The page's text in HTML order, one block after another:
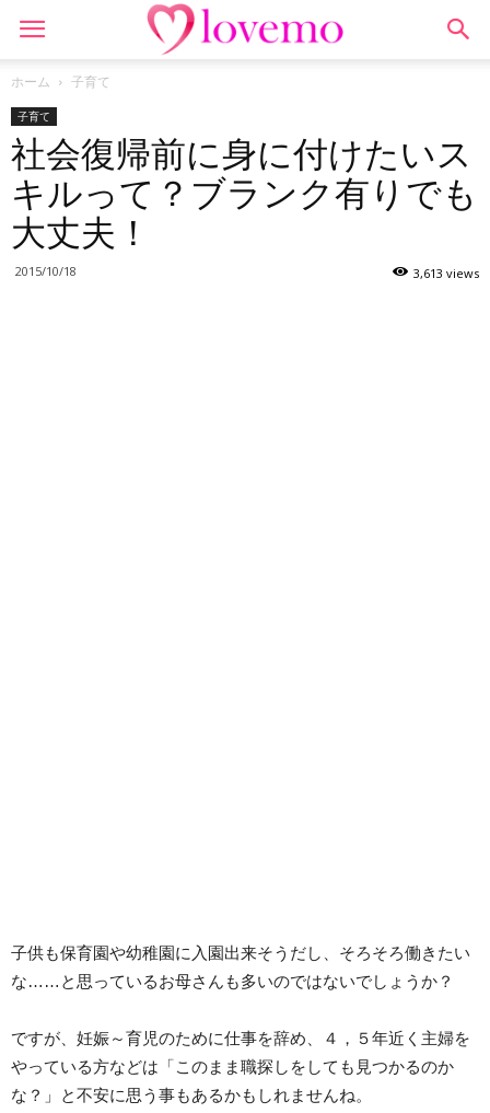
ホーム 子育て
子育て
社会復帰前に身に付けたいス
キルって？ブランク有りでも
大丈夫！
2015/10/18 3,613 views
子供も保育園や幼稚園に入園出来そうだし、そろそろ働きたい
な……と思っているお母さんも多いのではないでしょうか？
ですが、妊娠～育児のために仕事を辞め、４，５年近く主婦を
やっている方などは「このまま職探しをしても見つかるのか
な？」と不安に思う事もあるかもしれませんね。